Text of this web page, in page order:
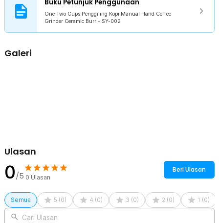
French press, atau metode lainnya.
Desain Ringan dan Portabel
dibawa bepergian. Baik untuk digunakan di rumah, di kantor, atau
sempurna bagi mereka yang tidak ingin mengorbankan kualitas
Buku Petunjuk Penggunaan
One Two Cups Penggiling Kopi Manual Hand Coffee
Grinder Ceramic Burr - SY-002
Galeri
Ulasan
0/5 0 Ulasan
Beri Ulasan
Semua 5 (0) 4 (0) 3 (0) 2 (0) 1 (0)
Cari Ulasan